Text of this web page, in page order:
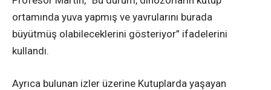
ortamında yuva yapmış ve yavrularını burada
büyütmüş olabileceklerini gösteriyor” ifadelerini
kullandı.
Ayrıca bulunan izler üzerine Kutuplarda yaşayan